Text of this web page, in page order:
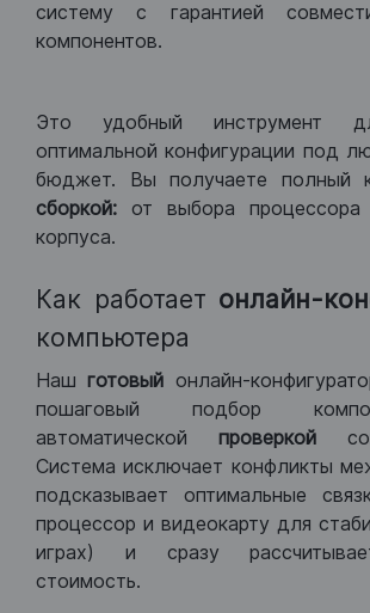
систему с гарантией
компонентов.
Это удобный инструмент
оптимальной конфигурации под
бюджет. Вы получаете полный
сборкой: от выбора
корпуса.
Как работает онлайн-
компьютера
Нашготовый онлайн-
пошаговый подбор
автоматической проверкой
Система исключает конфликты
подсказывает оптимальные
процессор и видеокарту для
играх) и сразу
стоимость.